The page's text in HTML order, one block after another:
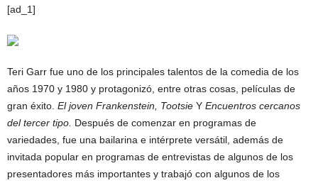
[ad_1]
Teri Garr fue uno de los principales talentos de la comedia de los
años 1970 y 1980 y protagonizó, entre otras cosas, películas de
gran éxito. El joven Frankenstein, Tootsie Y Encuentros cercanos
del tercer tipo. Después de comenzar en programas de
variedades, fue una bailarina e intérprete versátil, además de
invitada popular en programas de entrevistas de algunos de los
presentadores más importantes y trabajó con algunos de los